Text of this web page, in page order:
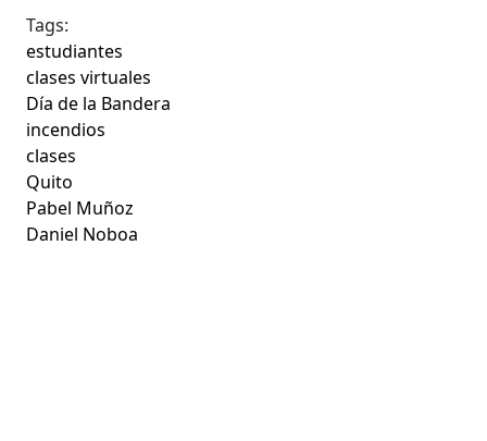
Tags:
estudiantes
clases virtuales
Día de la Bandera
incendios
clases
Quito
Pabel Muñoz
Daniel Noboa